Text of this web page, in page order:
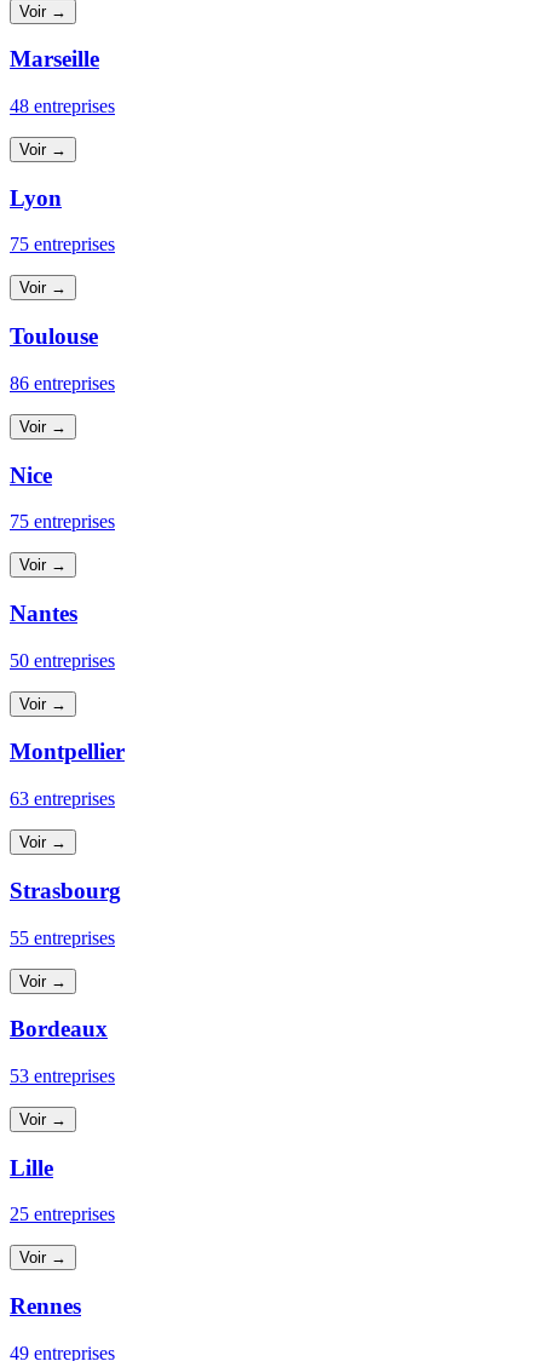
Voir →
Marseille
48 entreprises
Voir →
Lyon
75 entreprises
Voir →
Toulouse
86 entreprises
Voir →
Nice
75 entreprises
Voir →
Nantes
50 entreprises
Voir →
Montpellier
63 entreprises
Voir →
Strasbourg
55 entreprises
Voir →
Bordeaux
53 entreprises
Voir →
Lille
25 entreprises
Voir →
Rennes
49 entreprises